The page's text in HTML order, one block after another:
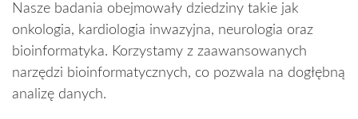
Nasze badania obejmowały dziedziny takie jak
onkologia, kardiologia inwazyjna, neurologia oraz
bioinformatyka. Korzystamy z zaawansowanych
narzędzi bioinformatycznych, co pozwala na dogłębną
analizę danych.